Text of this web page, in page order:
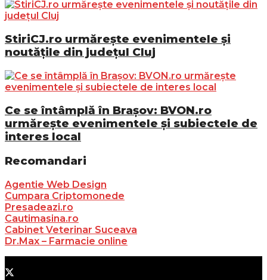
StiriCJ.ro urmărește evenimentele și
noutățile din județul Cluj
Ce se întâmplă în Brașov: BVON.ro
urmărește evenimentele și subiectele de
interes local
Recomandari
Agentie Web Design
Cumpara Criptomonede
Presadeazi.ro
Cautimasina.ro
Cabinet Veterinar Suceava
Dr.Max – Farmacie online